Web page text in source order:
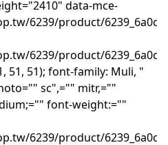
data-mce-
6239/product/
6239/product/
51, 51); font-family: Muli, "
sc",="" mitr,=""
font-weight:=""
6239/product/